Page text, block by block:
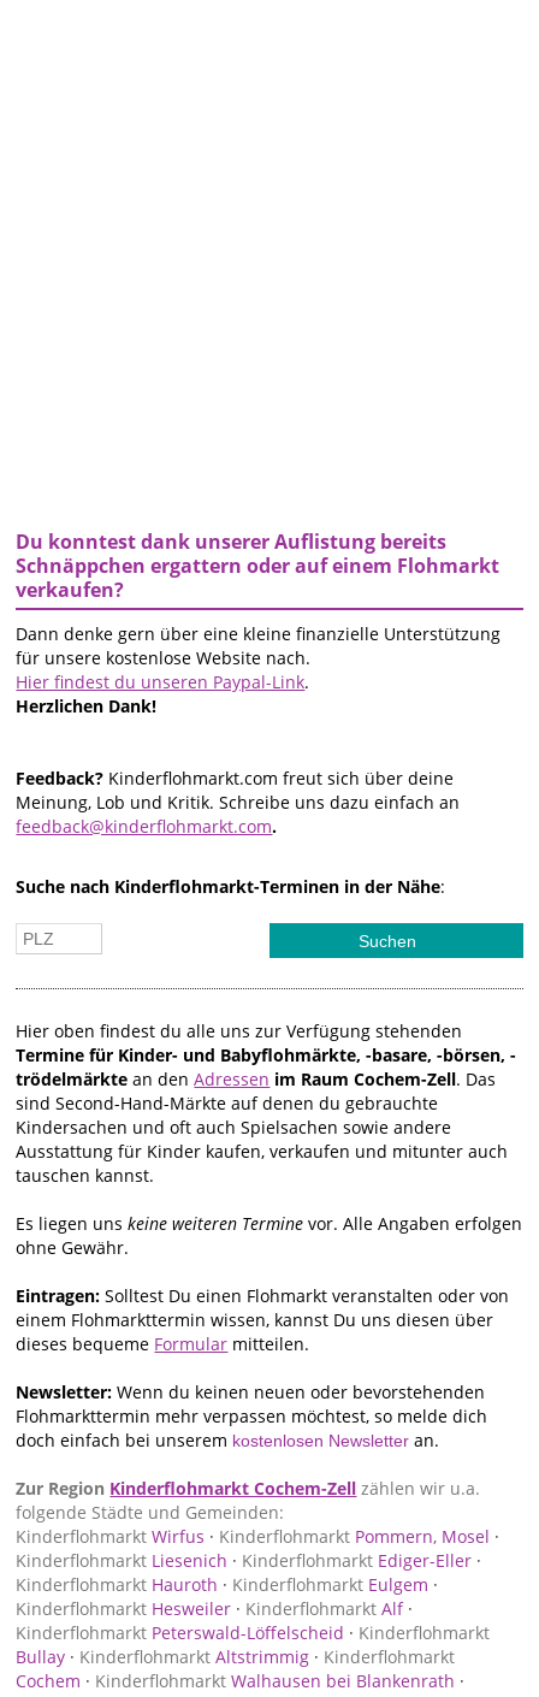
Du konntest dank unserer Auflistung bereits
Schnäppchen ergattern oder auf einem Flohmarkt
verkaufen?
Dann denke gern über eine kleine finanzielle Unterstützung
für unsere kostenlose Website nach.
Hier findest du unseren Paypal-Link.
Herzlichen Dank!
Feedback? Kinderflohmarkt.com freut sich über deine
Meinung, Lob und Kritik. Schreibe uns dazu einfach an
feedback@kinderflohmarkt.com.
Suche nach Kinderflohmarkt-Terminen in der Nähe:
Hier oben findest du alle uns zur Verfügung stehenden
Termine für Kinder- und Babyflohmärkte, -basare, -börsen, -
trödelmärkte an denAdressen im Raum Cochem-Zell. Das
sind Second-Hand-Märkte auf denen du gebrauchte
Kindersachen und oft auch Spielsachen sowie andere
Ausstattung für Kinder kaufen, verkaufen und mitunter auch
tauschen kannst.
Es liegen unskeine weiteren Termine vor. Alle Angaben erfolgen
ohne Gewähr.
Eintragen:Solltest Du einen Flohmarkt veranstalten oder von
einem Flohmarkttermin wissen, kannst Du uns diesen über
dieses bequeme Formular mitteilen.
Newsletter: Wenn du keinen neuen oder bevorstehenden
Flohmarkttermin mehr verpassen möchtest, so melde dich
doch einfach bei unserem kostenlosen Newsletter an.
Zur Region Kinderflohmarkt Cochem-Zell zählen wir u.a.
folgende Städte und Gemeinden:
Kinderflohmarkt Wirfus · Kinderflohmarkt Pommern, Mosel ·
Kinderflohmarkt Liesenich · Kinderflohmarkt Ediger-Eller ·
Kinderflohmarkt Hauroth · Kinderflohmarkt Eulgem ·
Kinderflohmarkt Hesweiler · Kinderflohmarkt Alf·
Kinderflohmarkt Peterswald-Löffelscheid · Kinderflohmarkt
Bullay · Kinderflohmarkt Altstrimmig · Kinderflohmarkt
Cochem · Kinderflohmarkt Walhausen bei Blankenrath ·